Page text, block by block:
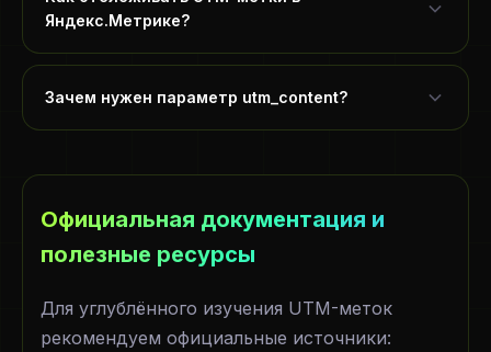
Яндекс.Метрике?
Зачем нужен параметр utm_content?
Официальная документация и
полезные ресурсы
Для углублённого изучения UTM-меток
рекомендуем официальные источники: